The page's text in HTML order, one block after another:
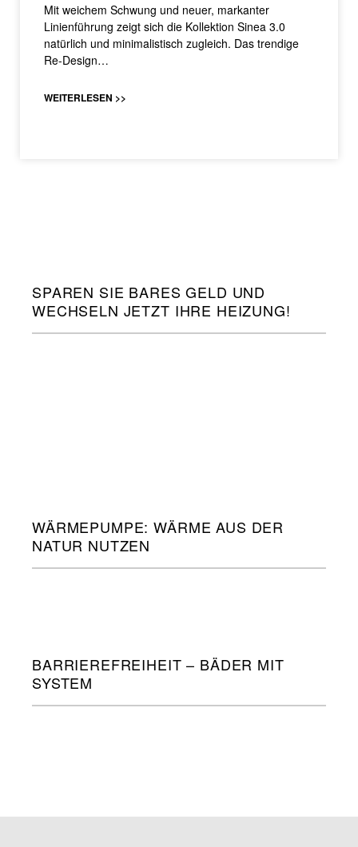
Mit weichem Schwung und neuer, markanter
Linienführung zeigt sich die Kollektion Sinea 3.0
natürlich und minimalistisch zugleich. Das trendige
Re-Design…
WEITERLESEN >>
SPAREN SIE BARES GELD UND
WECHSELN JETZT IHRE HEIZUNG!
WÄRMEPUMPE: WÄRME AUS DER
NATUR NUTZEN
BARRIEREFREIHEIT – BÄDER MIT
SYSTEM